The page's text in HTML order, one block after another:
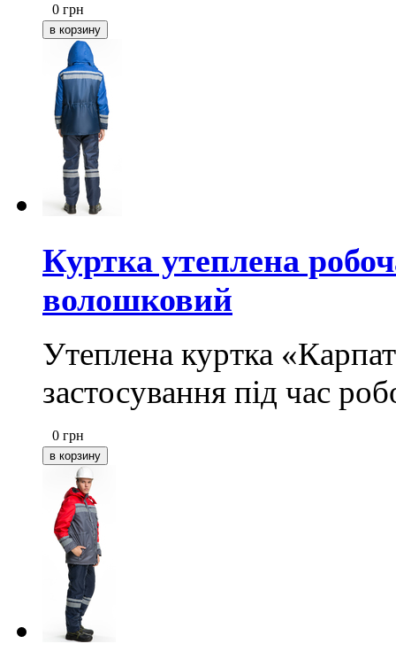
0 грн
Куртка утеплена
волошковий
Утеплена куртка
застосування під час
0 грн